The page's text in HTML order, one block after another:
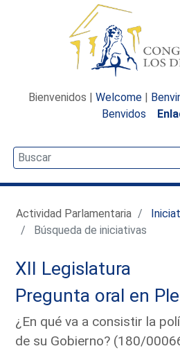
Bienvenidos | Welcome |
Benvidos
Actividad Parlamentaria
Búsqueda de iniciativas
XII Legislatura
Pregunta oral en
¿En qué va a consistir la
de su Gobierno? (180/